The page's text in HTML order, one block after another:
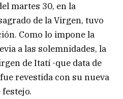
martes 30, en la
de la Virgen, tuvo
Como lo impone la
a las solemnidades, la
de Itatí -que data de
revestida con su nueva